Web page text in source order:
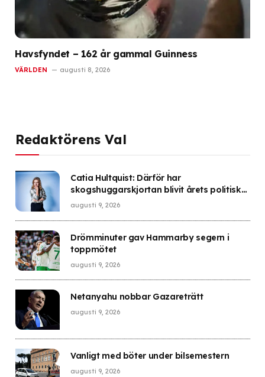
Havsfyndet – 162 år gammal Guinness
VÄRLDEN augusti 8, 2026
Redaktörens Val
Catia Hultquist: Därför har
skogshuggarskjortan blivit årets politiska
it-plagg
augusti 9, 2026
Drömminuter gav Hammarby segern i
toppmötet
augusti 9, 2026
Netanyahu nobbar Gazareträtt
augusti 9, 2026
Vanligt med böter under bilsemestern
augusti 9, 2026